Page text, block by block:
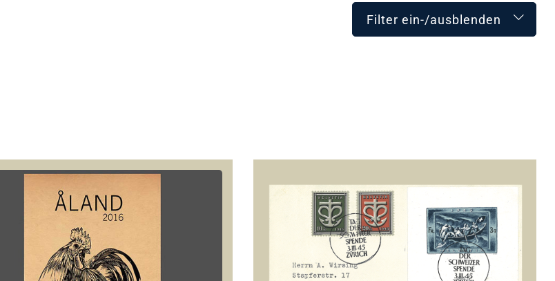
Filter ein-/ausblenden